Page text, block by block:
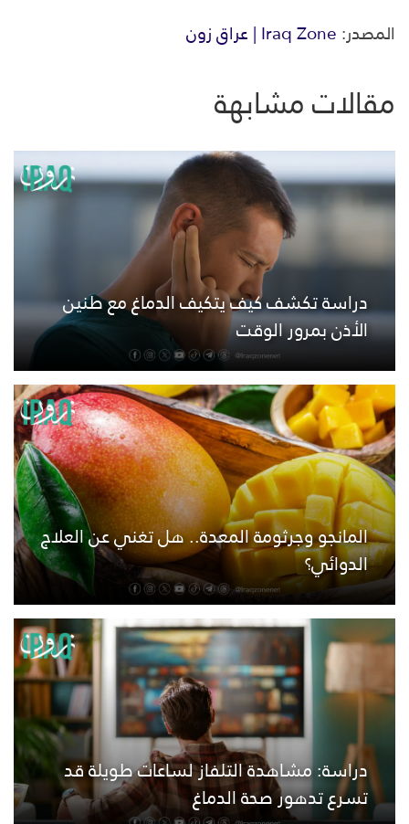
المصدر:Iraq Zone | عراق زون
مقالات مشابهة
دراسة تكشف كيف يتكيف الدماغ مع طنين
الأذن بمرور الوقت
المانجو وجرثومة المعدة.. هل تغني عن العلاج
الدوائي؟
دراسة: مشاهدة التلفاز لساعات طويلة قد
تسرع تدهور صحة الدماغ